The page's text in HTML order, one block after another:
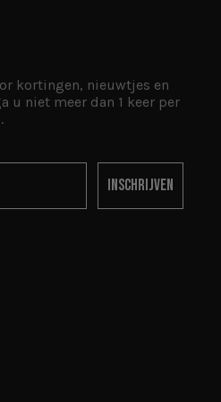
kortingen, nieuwtjes en
u niet meer dan 1 keer per
Inschrijven